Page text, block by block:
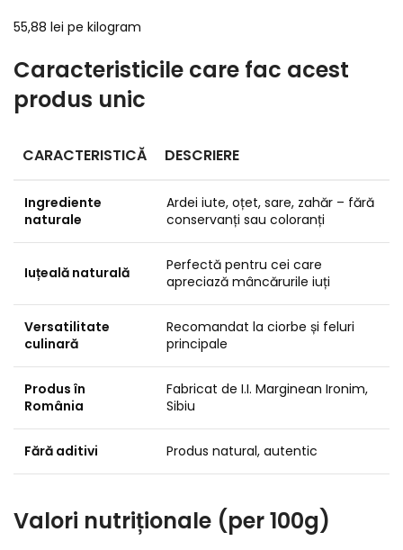
55,88 lei pe kilogram
Caracteristicile care fac acest
produs unic
CARACTERISTICĂ DESCRIERE
Ingrediente
naturale
Ardei iute, oțet, sare, zahăr – fără
conservanți sau coloranți
Iuțeală naturală
Perfectă pentru cei care
apreciază mâncărurile iuți
Versatilitate
culinară
Recomandat la ciorbe și feluri
principale
Produs în
România
Fabricat de I.I. Marginean Ironim,
Sibiu
Fără aditivi Produs natural, autentic
Valori nutriționale (per 100g)